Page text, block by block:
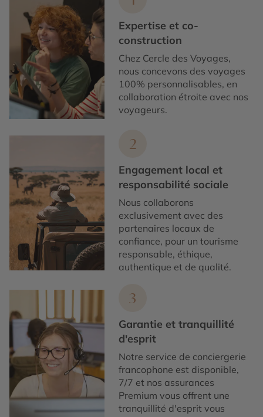
Expertise et co-
construction
Chez Cercle des Voyages,
nous concevons des voyages
100% personnalisables, en
collaboration étroite avec nos
voyageurs.
2
Engagement local et
responsabilité sociale
Nous collaborons
exclusivement avec des
partenaires locaux de
confiance, pour un tourisme
responsable, éthique,
authentique et de qualité.
3
Garantie et tranquillité
d'esprit
Notre service de conciergerie
francophone est disponible,
7/7 et nos assurances
Premium vous offrent une
tranquillité d'esprit vous